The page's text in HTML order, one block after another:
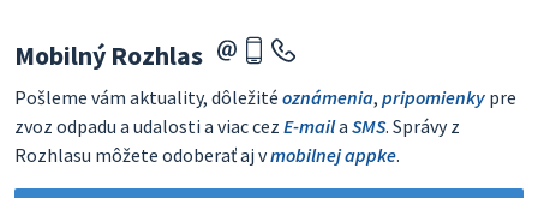
Mobilný Rozhlas
Pošleme vám aktuality, dôležité oznámenia, pripomienky pre
zvoz odpadu a udalosti a viac cez E-maila SMS. Správy z
Rozhlasu môžete odoberať aj vmobilnej appke.